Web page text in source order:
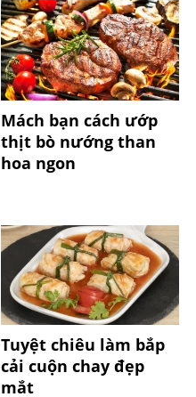
Mách bạn cách ướp
thịt bò nướng than
hoa ngon
Tuyệt chiêu làm bắp
cải cuộn chay đẹp
mắt